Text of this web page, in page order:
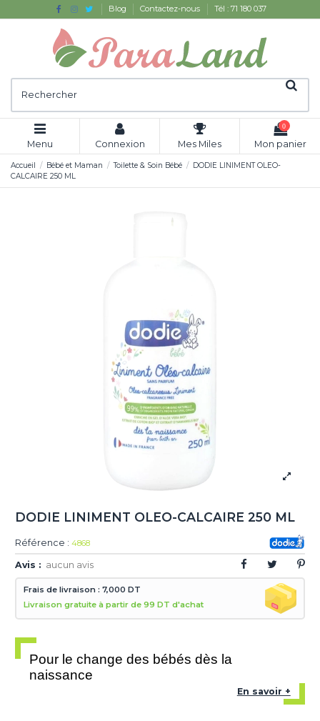
Blog Contactez-nous Tél : 71 180 037
Menu Connexion Mes Miles
0
Mon panier
Accueil Bébé et Maman Toilette & Soin Bébé
DODIE LINIMENT OLEO-
CALCAIRE 250 ML
DODIE LINIMENT OLEO-CALCAIRE 250 ML
Référence : 4868
Avis : aucun avis
Frais de livraison : 7,000 DT
Livraison gratuite à partir de 99 DT d'achat
Pour le change des bébés dès la
naissance
En savoir +